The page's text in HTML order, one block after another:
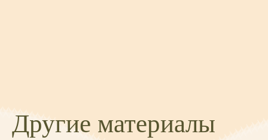
Другие материалы